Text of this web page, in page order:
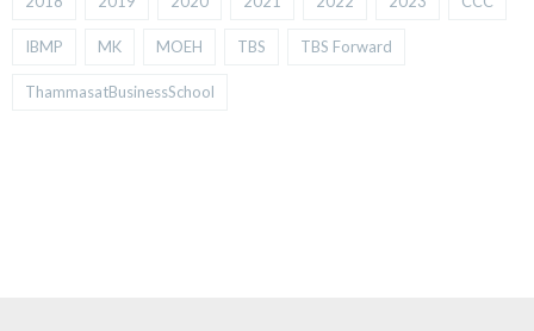
IBMP MK MOEH TBS TBS Forward
ThammasatBusinessSchool